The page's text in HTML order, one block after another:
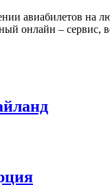
авиабилетов на
онлайн – сервис,